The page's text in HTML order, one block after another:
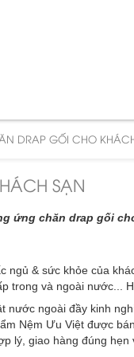
DRAP GỐI CHO
SẠN
ứng chăn drap gối
ngủ & sức khỏe của
trong và ngoài nước...
nước ngoài đầy kinh
Nệm Ưu Việt được
lý, giao hàng đúng